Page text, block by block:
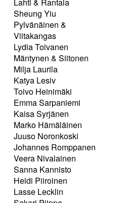
Sheung Yiu
Pylvänäinen &
Viitakangas
Lydia Toivanen
Mäntynen & Siitonen
Milja Laurila
Katya Lesiv
Toivo Heinimäki
Emma Sarpaniemi
Kaisa Syrjänen
Marko Hämäläinen
Juuso Noronkoski
Johannes Romppanen
Veera Nivalainen
Sanna Kannisto
Heidi Piiroinen
Lasse Lecklin